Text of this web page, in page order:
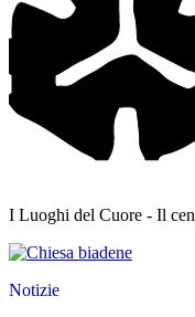
I Luoghi del Cuore - Il
Notizie